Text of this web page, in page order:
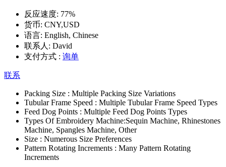
反应速度: 77%
货币: CNY,USD
语言: English, Chinese
联系人: David
支付方式 : 询单
联系
Packing Size : Multiple Packing Size Variations
Tubular Frame Speed : Multiple Tubular Frame Speed Types
Feed Dog Points : Multiple Feed Dog Points Types
Types Of Embroidery Machine:Sequin Machine, Rhinestones
Machine, Spangles Machine, Other
Size : Numerous Size Preferences
Pattern Rotating Increments : Many Pattern Rotating
Increments